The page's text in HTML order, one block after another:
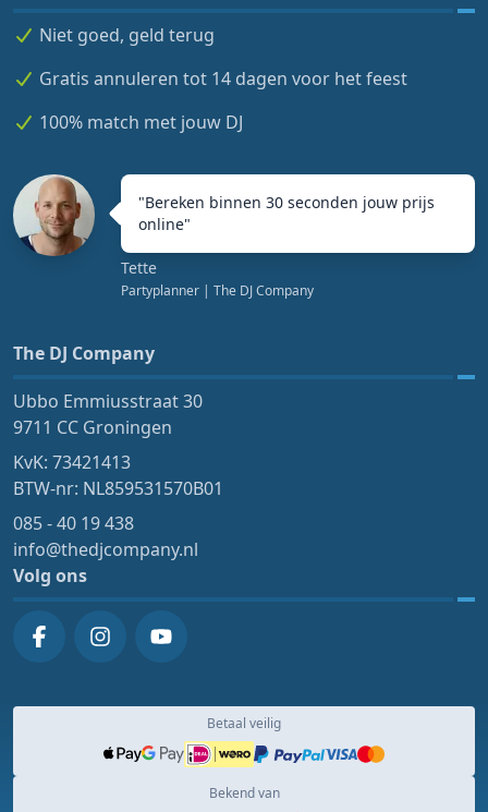
Niet goed, geld terug
Gratis annuleren tot 14 dagen voor het feest
100% match met jouw DJ
"Bereken binnen 30 seconden jouw prijs
online"
Tette
Partyplanner | The DJ Company
The DJ Company
Ubbo Emmiusstraat 30
9711 CC Groningen
KvK: 73421413
BTW-nr: NL859531570B01
085 - 40 19 438
info@thedjcompany.nl
Volg ons
Betaal veilig
Bekend van